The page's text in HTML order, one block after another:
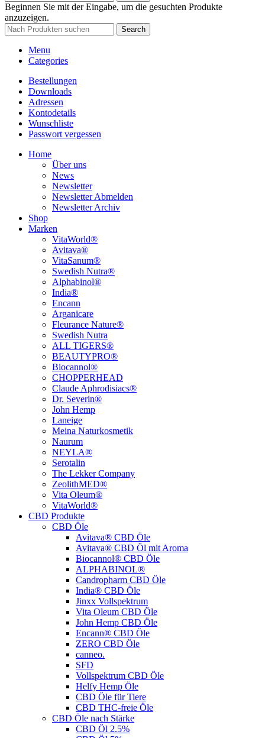
Beginnen Sie mit der Eingabe, um die gesuchten Produkte
anzuzeigen.
Search
Menu
Categories
Bestellungen
Downloads
Adressen
Kontodetails
Wunschliste
Passwort vergessen
Home
Über uns
News
Newsletter
Newsletter Abmelden
Newsletter Archiv
Shop
Marken
VitaWorld®
Avitava®
VitaSanum®
Swedish Nutra®
Alphabinol®
India®
Encann
Arganicare
Fleurance Nature®
Swedish Nutra
ALL TIGERS®
BEAUTYPRO®
Biocannol®
CHOPPERHEAD
Claude Aphrodisiacs®
Dr. Severin®
John Hemp
Laneige
Meina Naturkosmetik
Naurum
NEYLA®
Serotalin
The Lekker Company
ZeolithMED®
Vita Oleum®
VitaWorld®
CBD Produkte
CBD Öle
Avitava® CBD Öle
Avitava® CBD Öl mit Aroma
Biocannol® CBD Öle
ALPHABINOL®
Candropharm CBD Öle
India® CBD Öle
Jinxx Vollspektrum
Vita Oleum CBD Öle
John Hemp CBD Öle
Encann® CBD Öle
ZERO CBD Öle
canneo.
SFD
Vollspektrum CBD Öle
Helfy Hemp Öle
CBD Öle für Tiere
CBD THC-freie Öle
CBD Öle nach Stärke
CBD Öl 2.5%